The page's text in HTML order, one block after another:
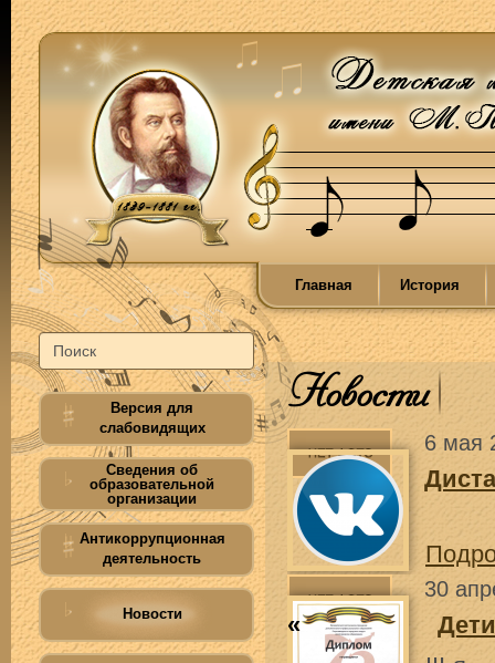
Главная История
Версия для
слабовидящих
Сведения об
образовательной
организации
Антикоррупционная
деятельность
Новости
Новости
6 мая
30
«